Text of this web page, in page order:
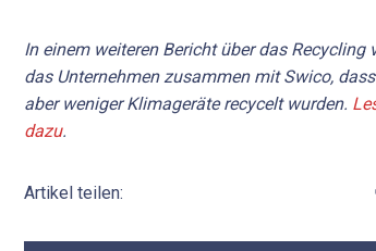
In einem weiteren Bericht über das Recycling
das Unternehmen zusammen mit Swico,
aber weniger Klimageräte recycelt wurden.
dazu.
Artikel teilen: